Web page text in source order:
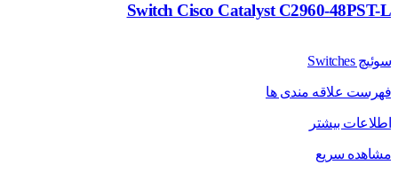
Switch Cisco Catalyst C2960-48PST-L
سوئیچ Switches
فهرست علاقه مندی ها
اطلاعات بیشتر
مشاهده سریع